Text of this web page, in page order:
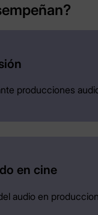
producciones
en cine
audio en